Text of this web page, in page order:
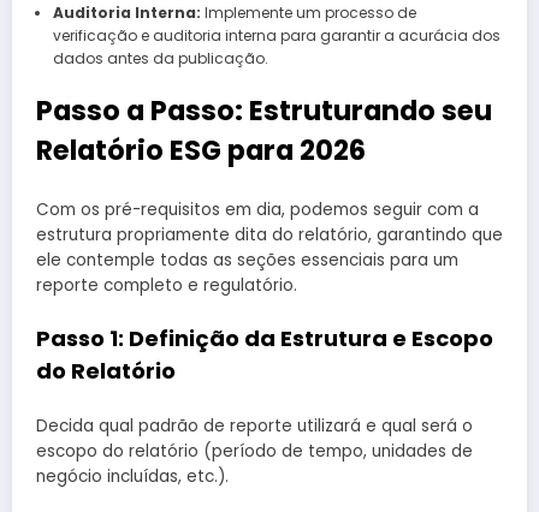
Auditoria Interna: Implemente um processo de
verificação e auditoria interna para garantir a acurácia dos
dados antes da publicação.
Passo a Passo: Estruturando seu
Relatório ESG para 2026
Com os pré-requisitos em dia, podemos seguir com a
estrutura propriamente dita do relatório, garantindo que
ele contemple todas as seções essenciais para um
reporte completo e regulatório.
Passo 1: Definição da Estrutura e Escopo
do Relatório
Decida qual padrão de reporte utilizará e qual será o
escopo do relatório (período de tempo, unidades de
negócio incluídas, etc.).